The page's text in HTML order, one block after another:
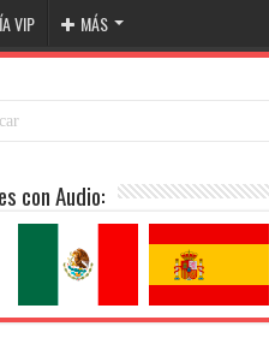
VIP MÁS
con Audio: